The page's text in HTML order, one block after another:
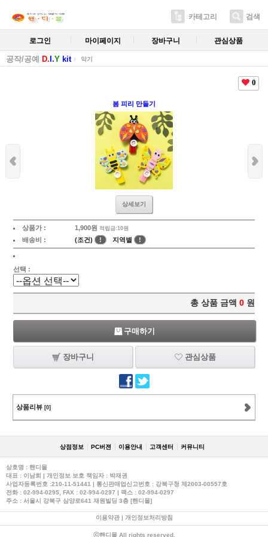
카테고리 검색
로그인 마이페이지 장바구니 관심상품
공작/공예 D. I.Y kit 악기
0
봄 피리 만들기
상세보기
상품가 : 1,900원 적립금:10원
배송비 : (조건) ! 지역별 !
선택 :
총 상품 금액 0 원
구매하기
장바구니 관심상품
상품리뷰 [0]
상점정보 PC버젼 이용안내 고객센터 커뮤니티
상호명 : 핸디몰
대표 : 이남희 | 개인정보 보호 책임자 : 박재권
사업자등록번호 :210-11-51441 | 통신판매업신고번호 : 강북구청 제2003-00557호
전화 : 02-994-0295 , FAX : 02-994-0297 | 팩스 : 02-994-0297
주소 : 서울시 강북구 삼양로641 재원빌딩 3층 [핸디몰]
이용약관| 개인정보처리방침
ⓒ핸디몰 All rights reserved.